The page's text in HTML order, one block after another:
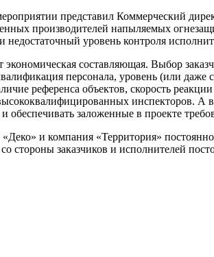
представил Коммерческий
производителей напыляемых
уровень контроля
составляющая. Выбор
персонала, уровень (или даже
референса объектов, скорость
инспекторов.
обеспечивать заложенные в проекте
и компания «Территория»
стороны заказчиков и исполнителей